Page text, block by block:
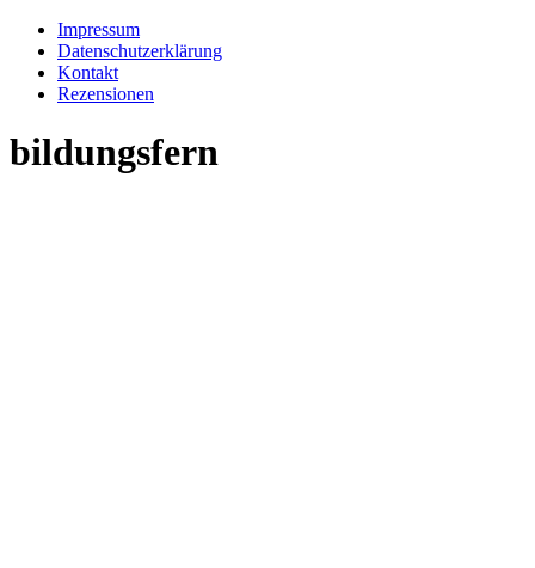
Impressum
Datenschutzerklärung
Kontakt
Rezensionen
bildungsfern